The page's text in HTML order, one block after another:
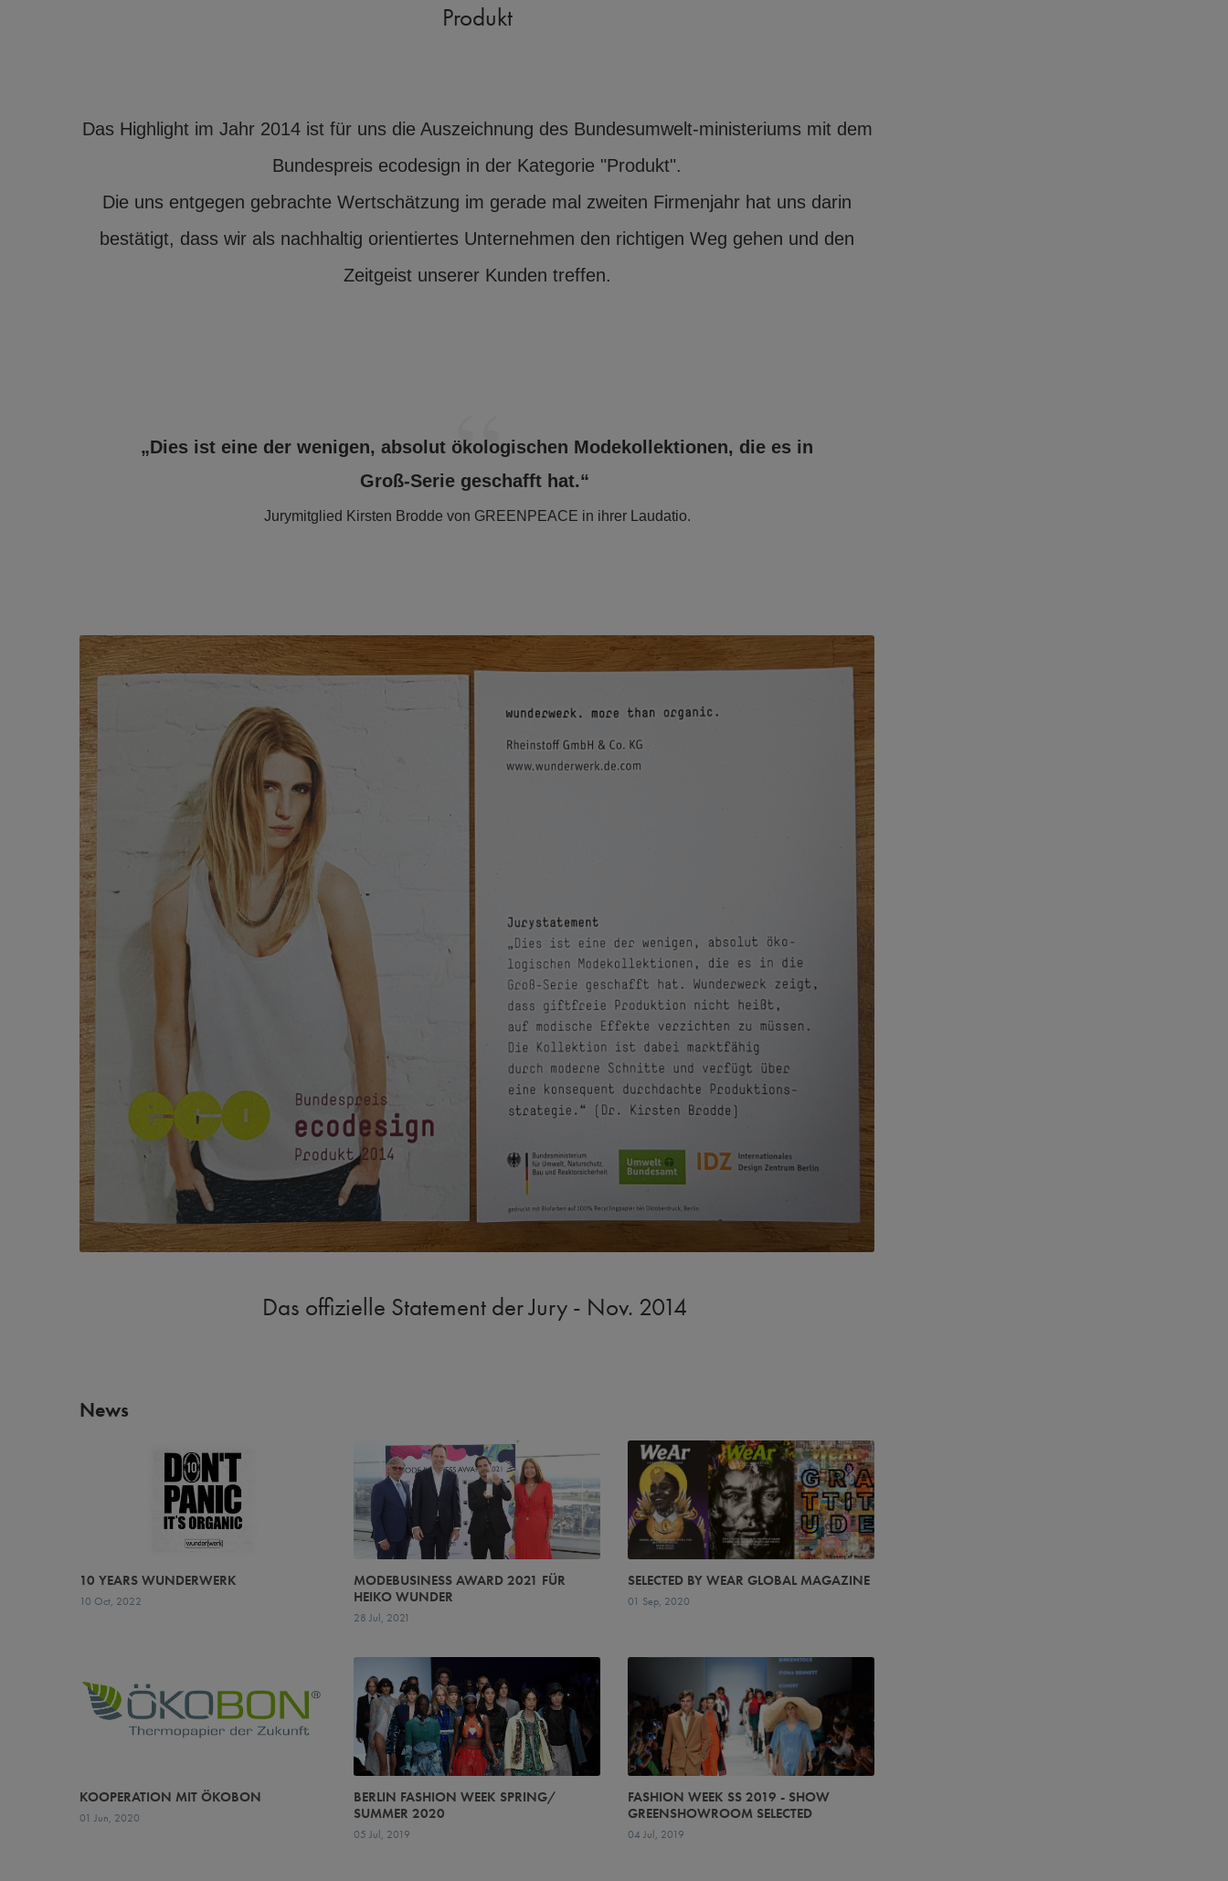
Produkt
Das Highlight im Jahr 2014 ist für uns die Auszeichnung des Bundesumwelt-ministeriums mit dem
Bundespreis ecodesign in der Kategorie "Produkt".
Die uns entgegen gebrachte Wertschätzung im gerade mal zweiten Firmenjahr hat uns darin
bestätigt, dass wir als nachhaltig orientiertes Unternehmen den richtigen Weg gehen und den
Zeitgeist unserer Kunden treffen.
„Dies ist eine der wenigen, absolut ökologischen Modekollektionen, die es in
Groß-Serie geschafft hat.“
Jurymitglied Kirsten Brodde von GREENPEACE in ihrer Laudatio.
Das offizielle Statement der Jury - Nov. 2014
News
10 YEARS WUNDERWERK
10 Oct, 2022
MODEBUSINESS AWARD 2021 FÜR
HEIKO WUNDER
28 Jul, 2021
SELECTED BY WEAR GLOBAL MAGAZINE
01 Sep, 2020
KOOPERATION MIT ÖKOBON
01 Jun, 2020
BERLIN FASHION WEEK SPRING/
SUMMER 2020
05 Jul, 2019
FASHION WEEK SS 2019 - SHOW
GREENSHOWROOM SELECTED
04 Jul, 2019